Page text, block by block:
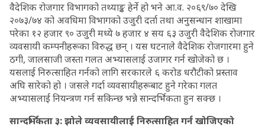
वैदेशिक रोजगार विभागको तथ्याङ्क हेर्ने हो भने आ.व. २०६९/७० देखि
२०७३/७४ को अवधिमा विभागको उजुरी दर्ता तथा अनुसन्धान शाखामा
परेका १२ हजार ९० उजुरी मध्ये ७ हजार ४ सय ६३ उजुरी वैदेशिक रोजगार
व्यवसायी कम्पनीहरूका विरुद्ध छन् । यस घटनाले वैदेशिक रोजगारमा हुने
ठगी, जालसाजी जस्ता गलत अभ्यासलाई उजागर गर्न खोजेको छ ।
यसलाई निरुत्साहित गर्नको लागि सरकारले ६ करोड धरौटीको प्रस्ताव
अघि सारेको हो । जसले गर्दा व्यवसायीहरूबाट हुने गरेका गलत
अभ्यासलाई नियन्त्रण गर्न सकिन्छ भन्ने सान्दर्भिकता हुन सक्छ ।
सान्दर्भिकता ३: झोले व्यवसायीलाई निरुत्साहित गर्न खोजिएको